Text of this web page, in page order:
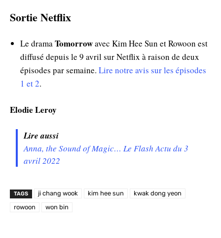
Sortie Netflix
Le dramaTomorrowavec Kim Hee Sun et Rowoon est
diffusé depuis le 9 avril sur Netflix à raison de deux
épisodes par semaine. Lire notre avis sur les épisodes
1 et 2.
Elodie Leroy
Lire aussi
Anna, the Sound of Magic… Le Flash Actu du 3
avril 2022
TAGS ji chang wook kim hee sun
kwak dong yeon
rowoon
won bin